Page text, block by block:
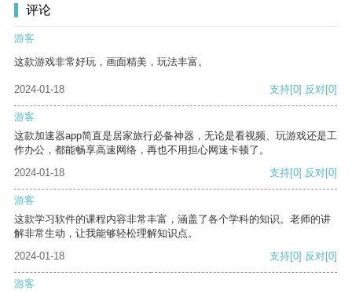
评论
游客
这款游戏非常好玩，画面精美，玩法丰富。
2024-01-18 支持[0] 反对[0]
游客
这款加速器app简直是居家旅行必备神器，无论是看视频、玩游戏还是工
作办公，都能畅享高速网络，再也不用担心网速卡顿了。
2024-01-18
支持[0] 反对[0]
游客
这款学习软件的课程内容非常丰富，涵盖了各个学科的知识。老师的讲
解非常生动，让我能够轻松理解知识点。
2024-01-18
支持[0] 反对[0]
游客